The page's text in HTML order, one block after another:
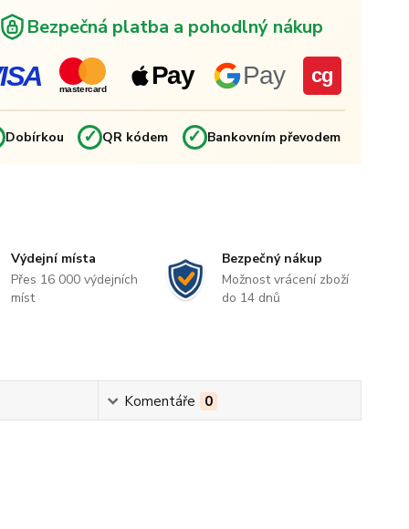
Bezpečná platba a pohodlný nákup
mastercard Pay Pay cg
Dobírkou ✓ QR kódem ✓ Bankovním převodem
Výdejní místa
Přes 16 000 výdejních
míst
Bezpečný nákup
Možnost vrácení zboží
do 14 dnů
Komentáře 0